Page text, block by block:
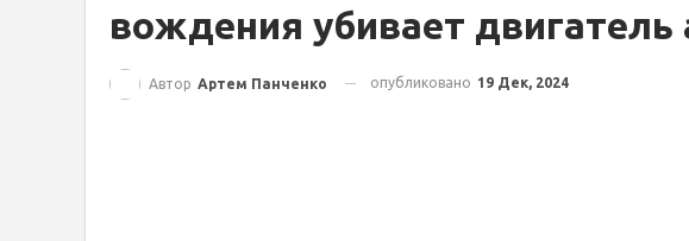
вождения убивает двигатель
Автор Артем Панченко опубликовано 19 Дек, 2024